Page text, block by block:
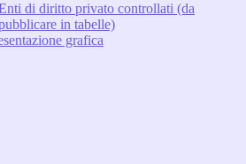
di diritto privato controllati (da
in tabelle)
grafica